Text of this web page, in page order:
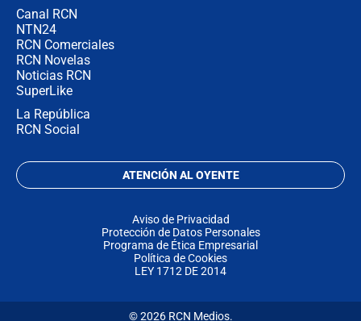
Canal RCN
NTN24
RCN Comerciales
RCN Novelas
Noticias RCN
SuperLike
La República
RCN Social
ATENCIÓN AL OYENTE
Aviso de Privacidad
Protección de Datos Personales
Programa de Ética Empresarial
Política de Cookies
LEY 1712 DE 2014
© 2026 RCN Medios.